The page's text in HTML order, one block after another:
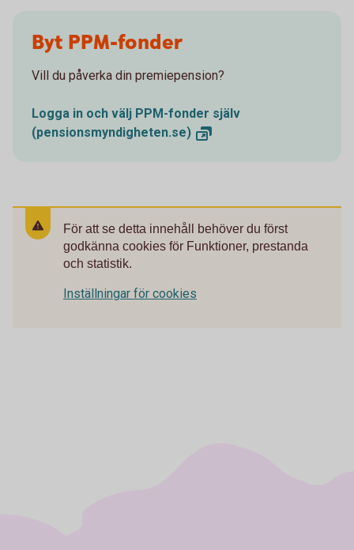
Byt PPM-fonder
Vill du påverka din premiepension?
Logga in och välj PPM-fonder själv
(pensionsmyndigheten.se)
För att se detta innehåll behöver du först
godkänna cookies för Funktioner, prestanda
och statistik.
Inställningar för cookies